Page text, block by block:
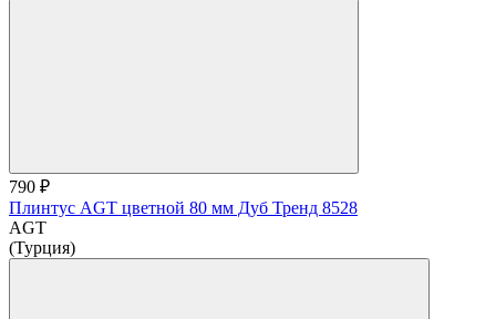
790 ₽
Плинтус AGT цветной 80 мм Дуб Тренд 8528
AGT
(Турция)